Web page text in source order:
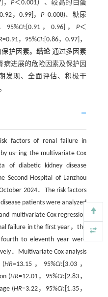
P＜0.001）、较高的白蛋
，0.99]， P=0.008)、糖尿
95%CI:[0.91，0.96]，P＜
=0.91，95%CI:[0.86，0.97]，
保护因素。结论通过多因素
病进展的危险因素及保护因
发现、全面评估、积极干
factors of renal failure in
us- ing the multivariate Cox
of diabetic kidney disease
Second Hospital of Lanzhou
2024．The risk factors
patients were analyzed
multivariate Cox regression
failure in the first year，the
to eleventh year were
．Multivariate Cox analysis
(HR=13.15，95%CI:[3.03，
(HR=12.01，95%CI:[2.83，
(HR=3.22，95%CI:[1.35，